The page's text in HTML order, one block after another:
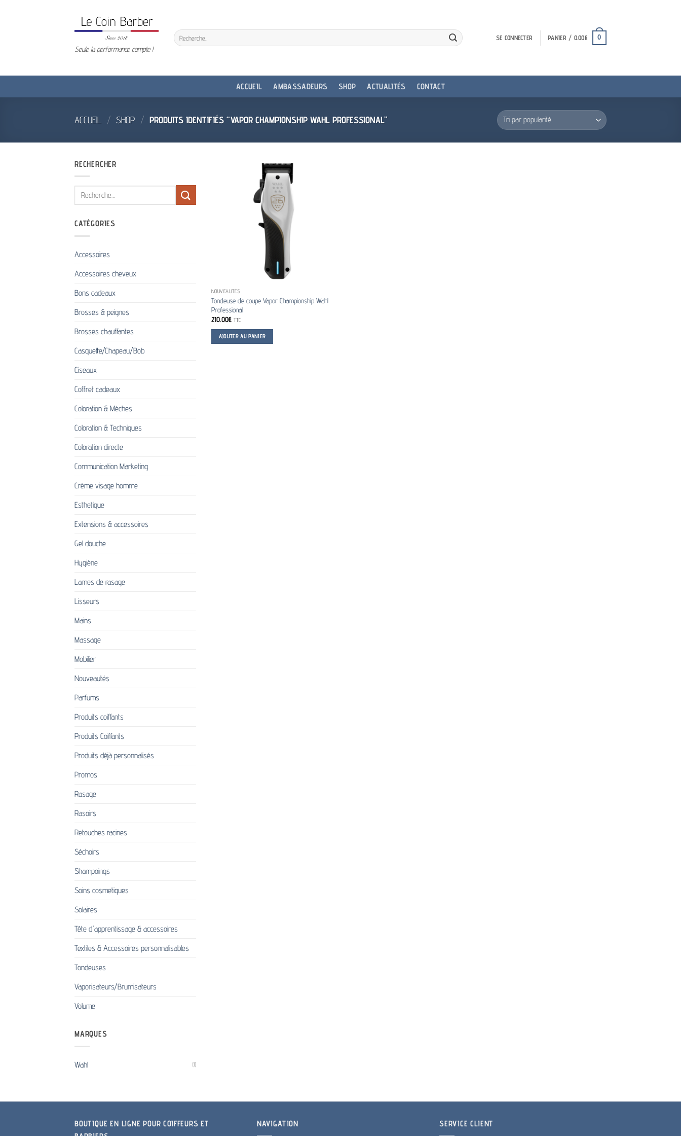
Seule la performance compte !
Recherche
pour :
SE CONNECTER PANIER / 0.00€ 0
ACCUEIL AMBASSADEURS SHOP ACTUALITÉS CONTACT
ACCUEIL / SHOP / PRODUITS IDENTIFIÉS “VAPOR CHAMPIONSHIP WAHL PROFESSIONAL”
RECHERCHER
Recherche
pour :
CATÉGORIES
Accessoires
Accessoires cheveux
Bons cadeaux
Brosses & peignes
Brosses chauffantes
Casquette/Chapeau/Bob
Ciseaux
Coffret cadeaux
Coloration & Mèches
Coloration & Techniques
Coloration directe
Communication Marketing
Crème visage homme
Esthetique
Extensions & accessoires
Gel douche
Hygiène
Lames de rasage
Lisseurs
Mains
Massage
Mobilier
Nouveautés
Parfums
Produits coiffants
Produits Coiffants
Produits déjà personnalisés
Promos
Rasage
Rasoirs
Retouches racines
Séchoirs
Shampoings
Soins cosmetiques
Solaires
Tête d'apprentissage & accessoires
Textiles & Accessoires personnalisables
Tondeuses
Vaporisateurs/Brumisateurs
Volume
MARQUES
Wahl (1)
NOUVEAUTÉS
Tondeuse de coupe Vapor Championship Wahl
Professional
210.00€ TTC
AJOUTER AU PANIER
BOUTIQUE EN LIGNE POUR COIFFEURS ET
NAVIGATION SERVICE CLIENT